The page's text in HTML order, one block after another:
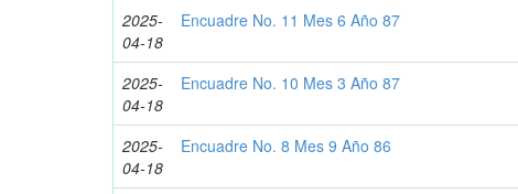
2025-
04-18
Encuadre No. 11 Mes 6 Año 87
2025-
04-18
Encuadre No. 10 Mes 3 Año 87
2025-
04-18
Encuadre No. 8 Mes 9 Año 86